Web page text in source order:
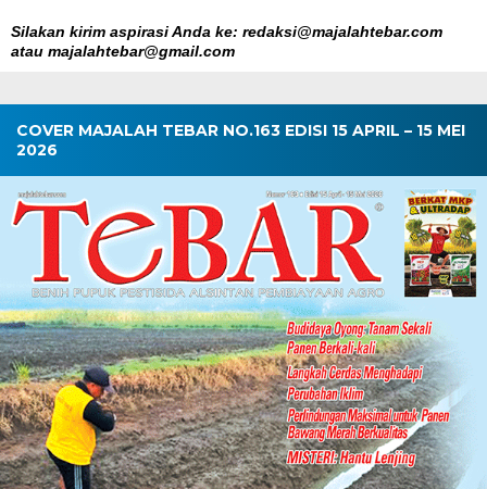
Silakan kirim aspirasi Anda ke: redaksi@majalahtebar.com
atau majalahtebar@gmail.com
COVER MAJALAH TEBAR NO.163 EDISI 15 APRIL – 15 MEI
2026